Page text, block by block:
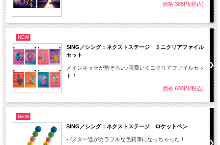
価格:385円(税込)
NEW
SING／シング：ネクストステージ ミニクリアファイル
セット
メインキャラが勢ぞろい♪可愛いミニクリアファイルセッ
ト！
価格:600円(税込)
NEW
SING／シング：ネクストステージ ロケットペン
バスター達がカラフルな色鉛筆になっちゃった！